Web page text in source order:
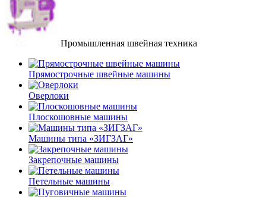
Промышленная швейная техника
Прямострочные швейные машины
Оверлоки
Плоскошовные машины
Машины типа «ЗИГЗАГ»
Закрепочные машины
Петельные машины